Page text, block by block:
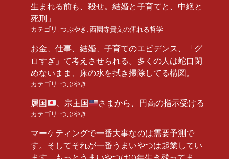
生まれる前も、殺せ。結婚と子育てと、中絶と
死刑」
カテゴリ: つぶやき , 西園寺貴文の痺れる哲学
お金、仕事、結婚、子育てのエビデンス、「グ
ロすぎ」て考えさせられる。多くの人は蛇口閉
めないまま、床の水を拭き掃除してる構図。
カテゴリ: つぶやき
属国 、宗主国 さまから、円高の指示受ける
カテゴリ: つぶやき
マーケティングで一番大事なのは需要予測で
す。そしてそれが一番うまいやつは起業してい